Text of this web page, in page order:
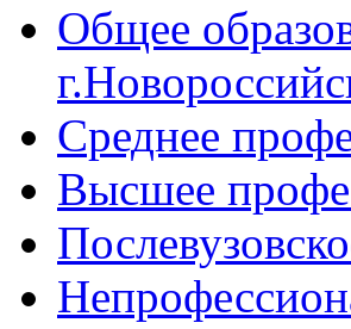
Общее
Среднее
Высшее